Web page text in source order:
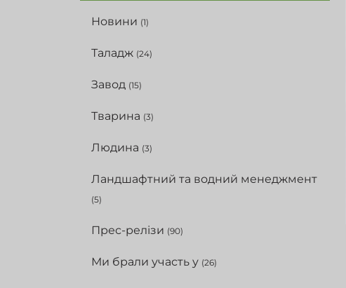
Новини (1)
Таладж (24)
Завод (15)
Тварина (3)
Людина (3)
Ландшафтний та водний менеджмент
(5)
Прес-релізи (90)
Ми брали участь у (26)